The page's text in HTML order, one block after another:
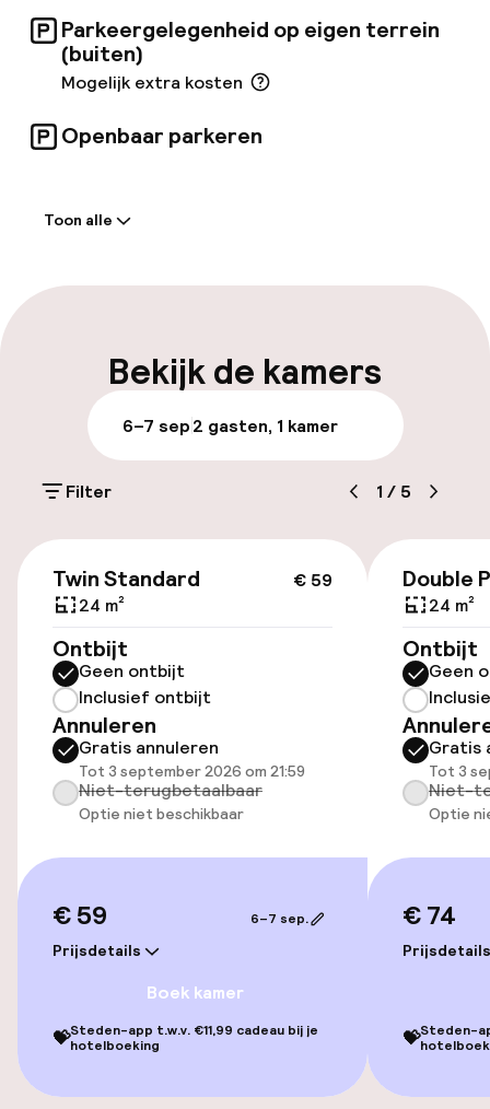
eigen restaurant. Degenen die fit willen
worden, kunnen gebruikmaken van het
fitnesscentrum en een verfrissende duik
nemen in het buitenzwembad. Er is een
extra gemak van de gasten.
Parkeergelegenheid op eigen terrein
(buiten)
Mogelijk extra kosten
Openbaar parkeren
Express check-out mogelijk
Bagageruimte
Parkeren & mobiliteit
(buiten)
Mogelijk extra kosten
Toegankelijkheid
Overal rolstoeltoegankelijk
Lift
Zwemmen & wellness
Zoutwater buitenzwembad
Ligstoelen
Parasols
Fitnessruimte / gym
Toon alle
Bekijk de kamers
6–7 sep2 gasten, 1 kamer
Filter 1 / 5
€ 59
Twin Standard
24 m²
Ontbijt
Geen ontbijt
Inclusief ontbijt
Annuleren
Gratis annuleren
Tot 3 september 2026 om 21:59
Niet-terugbetaalbaar
Optie niet beschikbaar
€ 59
Prijsdetails
6–7 sep.
Boek kamer
💝Steden-app t.w.v. €11,99 cadeau bij je
hotelboeking
Double
24 m²
Ontbijt
Geen
Gratis
Tot 3
Niet-
Optie
€ 74
Prijsdetails
💝Steden-